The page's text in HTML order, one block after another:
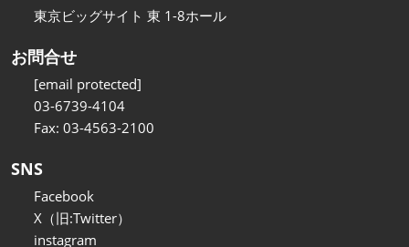
東京ビッグサイト 東 1-8ホール
お問合せ
[email protected]
03-6739-4104
Fax: 03-4563-2100
SNS
Facebook
X（旧:Twitter）
instagram